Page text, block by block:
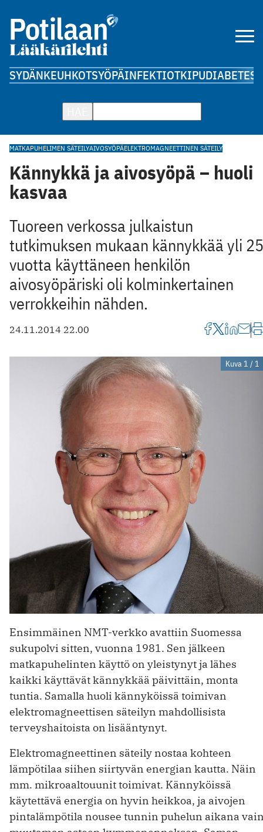
SYDÄNKEUHKOTSYÖPÄINFEKTIOTKIPUDIABETES
MATKAPUHELIMEN SÄTEILYAIVOSYÖPÄELEKTROMAGNEETTINEN SÄTEILY
Kännykkä ja aivosyöpä – huoli
kasvaa
Tuoreen verkossa julkaistun
tutkimuksen mukaan kännykkää yli 25
vuotta käyttäneen henkilön
aivosyöpäriski oli kolminkertainen
verrokkeihin nähden.
24.11.2014 22.00
Kuva 1 / 1
Ensimmäinen NMT-verkko avattiin Suomessa
sukupolvi sitten, vuonna 1981. Sen jälkeen
matkapuhelinten käyttö on yleistynyt ja lähes
kaikki käyttävät kännykkää päivittäin, monta
tuntia. Samalla huoli kännyköissä toimivan
elektromagneettisen säteilyn mahdollisista
terveyshaitoista on lisääntynyt.
Elektromagneettinen säteily nostaa kohteen
lämpötilaa siihen siirtyvän energian kautta. Näin
mm. mikroaaltouunit toimivat. Kännyköissä
käytettävä energia on hyvin heikkoa, ja aivojen
pintalämpötila nousee tunnin puhelun aikana